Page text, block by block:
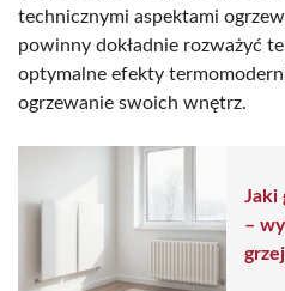
technicznymi aspektami
powinny dokładnie rozważyć
optymalne efekty
ogrzewanie swoich wnętrz.
Jaki
–